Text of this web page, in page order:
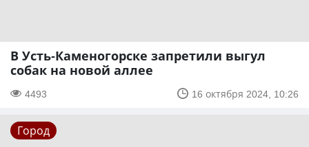
В Усть-Каменогорске запретили выгул
собак на новой аллее
4493 16 октября 2024, 10:26
Город